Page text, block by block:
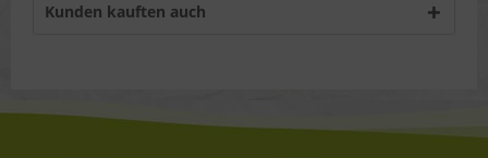
Kunden kauften auch